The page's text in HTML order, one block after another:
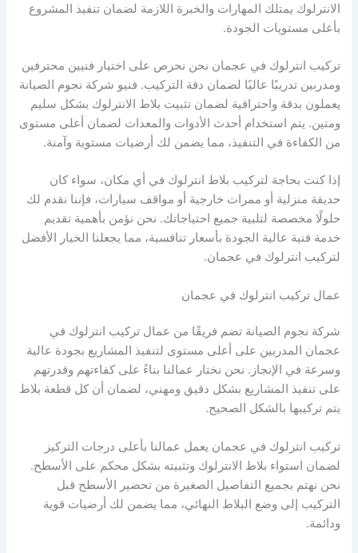
الانترلوك يمتلك المهارات والخبرة اللازمة لضمان تنفيذ المشروع
بأعلى مستويات الجودة.
تركيب انترلوك في عجمان نحن نحرص على اختيار فنيين محترفين
ومدربين تدريبًا عاليًا لضمان دقة التركيب. فنيو شركة نجوم الصيانة
يعملون بدقة واحترافية لضمان تثبيت بلاط الانترلوك بشكل سليم
ومتين. يتم استخدام أحدث الأدوات والمعدات لضمان أعلى مستوى
من الكفاءة في التنفيذ، مما يضمن لك أرضيات مستوية وآمنة.
إذا كنت بحاجة لتركيب بلاط انترلوك في أي مكان، سواء كان
حديقة منزلية أو ممرات خارجية أو مواقف سيارات، فإننا نقدم لك
حلولًا مخصصة لتلبية جميع احتياجاتك. نحن نؤمن بأهمية تقديم
خدمة فنية عالية الجودة بأسعار تنافسية، مما يجعلنا الخيار الأفضل
لتركيب انترلوك في عجمان.
عمال تركيب انترلوك في عجمان
شركة نجوم الصيانة تضم فريقًا من عمال تركيب انترلوك في
عجمان المدربين على أعلى مستوى لتنفيذ المشاريع بجودة عالية
وسرعة في الإنجاز. نحن نختار عمالنا بناءً على كفاءتهم وقدرتهم
على تنفيذ المشاريع بشكل دقيق ومهني، لضمان أن كل قطعة بلاط
يتم تركيبها بالشكل الصحيح.
تركيب انترلوك في عجمان يعمل عمالنا بأعلى درجات التركيز
لضمان استواء بلاط الانترلوك وتثبيته بشكل محكم على الأسطح.
نحن نهتم بجميع التفاصيل الصغيرة من تحضير الأسطح قبل
التركيب إلى وضع البلاط النهائي، مما يضمن لك أرضيات قوية
ودائمة.